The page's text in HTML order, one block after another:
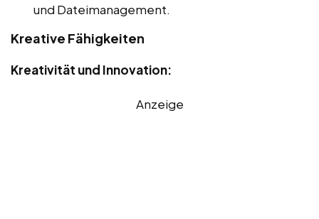
und Dateimanagement.
Kreative Fähigkeiten
Kreativität und Innovation:
Anzeige